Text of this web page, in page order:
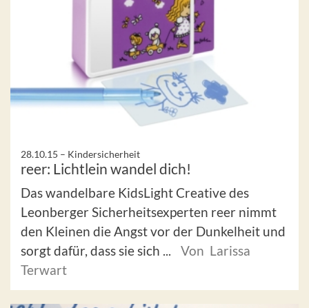
28.10.15 – Kindersicherheit
reer: Lichtlein wandel dich!
Das wandelbare KidsLight Creative des
Leonberger Sicherheitsexperten reer nimmt
den Kleinen die Angst vor der Dunkelheit und
sorgt dafür, dass sie sich ...
Von Larissa
Terwart